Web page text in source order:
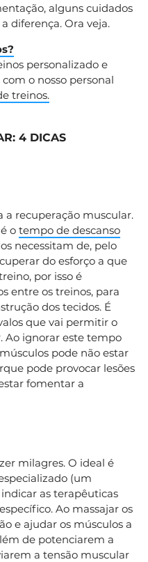
alguns cuidados
diferença. Ora veja.
personalizado e
o nosso personal
treinos.
4 DICAS
a recuperação muscular.
o tempo de descanso
necessitam de, pelo
do esforço a que
por isso é
entre os treinos, para
dos tecidos. É
que vai permitir o
Ao ignorar este tempo
pode não estar
pode provocar lesões
fomentar a
milagres. O ideal é
(um
as terapêuticas
Ao massajar os
e ajudar os músculos a
de potenciarem a
a tensão muscular